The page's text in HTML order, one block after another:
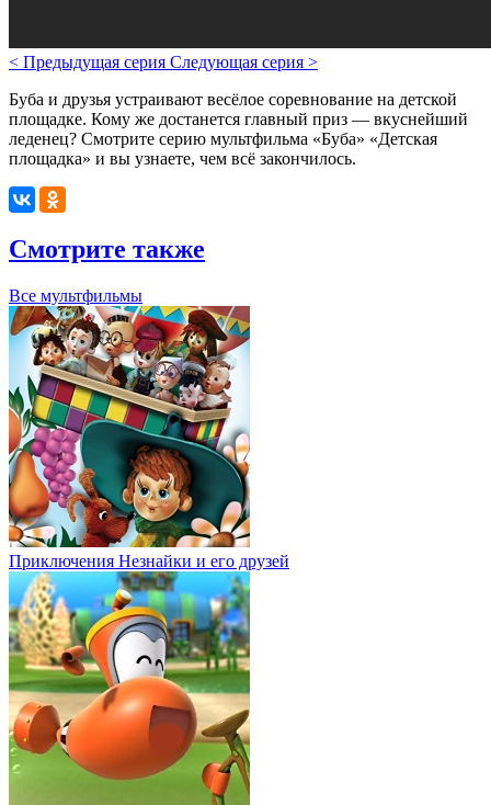
< Предыдущая серия Следующая серия >
Буба и друзья устраивают весёлое соревнование на детской
площадке. Кому же достанется главный приз — вкуснейший
леденец? Смотрите серию мультфильма «Буба» «Детская
площадка» и вы узнаете, чем всё закончилось.
Смотрите также
Все мультфильмы
Приключения Незнайки и его друзей